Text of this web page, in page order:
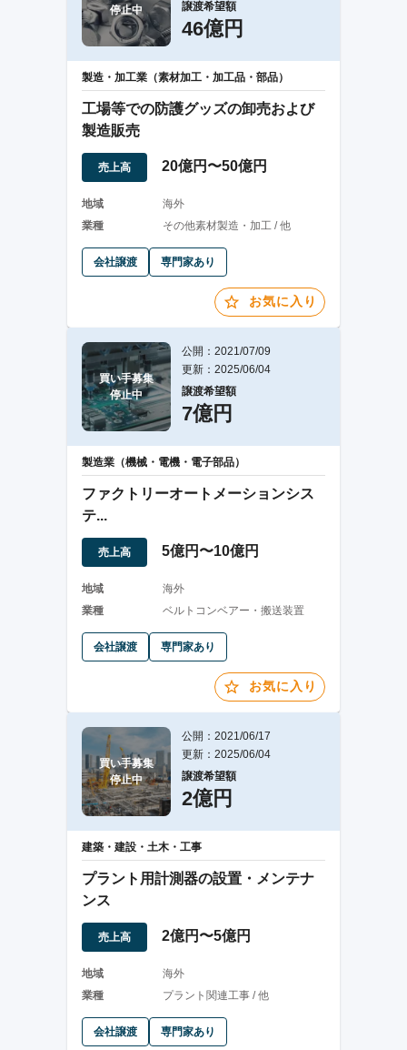
停止中
譲渡希望額
46億円
製造・加工業（素材加工・加工品・部品）
工場等での防護グッズの卸売および
製造販売
売上高 20億円〜50億円
地域
海外
業種
その他素材製造・加工 / 他
会社譲渡 専門家あり
お気に入り
買い手募集
停止中
公開：2021/07/09
更新：2025/06/04
譲渡希望額
7億円
製造業（機械・電機・電子部品）
ファクトリーオートメーションシス
テ...
売上高 5億円〜10億円
地域
海外
業種
ベルトコンベアー・搬送装置
会社譲渡 専門家あり
お気に入り
買い手募集
停止中
公開：2021/06/17
更新：2025/06/04
譲渡希望額
2億円
建築・建設・土木・工事
プラント用計測器の設置・メンテナ
ンス
売上高 2億円〜5億円
地域
海外
業種
プラント関連工事 / 他
会社譲渡 専門家あり